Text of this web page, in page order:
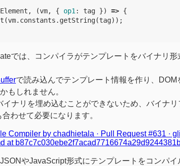
, (vm, { op1 : tag }) => {
(vm. constants . getString(tag));
では、コンパイラがテンプレートをバイナリ形
で読み込んでテンプレート情報を作り、
もしれません。
ナリを埋め込むことができないため、バイナリ
わせて必要になります。
Compiler by chadhietala · Pull Request #631 ·
at
やJavaScript形式にテンプレートをコンパイ